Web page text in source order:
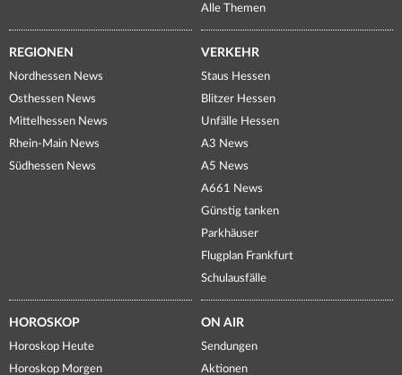
Alle Themen
REGIONEN
Nordhessen News
Osthessen News
Mittelhessen News
Rhein-Main News
Südhessen News
VERKEHR
Staus Hessen
Blitzer Hessen
Unfälle Hessen
A3 News
A5 News
A661 News
Günstig tanken
Parkhäuser
Flugplan Frankfurt
Schulausfälle
HOROSKOP
Horoskop Heute
Horoskop Morgen
ON AIR
Sendungen
Aktionen